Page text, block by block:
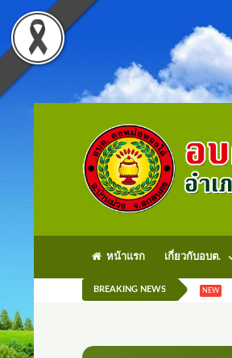
หน้าแรก เกี่ยวกับอบต.
BREAKING NEWS NEW